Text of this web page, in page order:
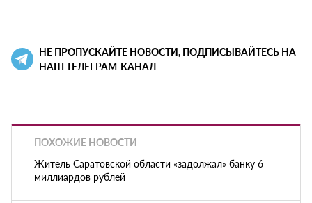
НЕ ПРОПУСКАЙТЕ НОВОСТИ, ПОДПИСЫВАЙТЕСЬ НА
НАШ ТЕЛЕГРАМ-КАНАЛ
ПОХОЖИЕ НОВОСТИ
Житель Саратовской области «задолжал» банку 6
миллиардов рублей